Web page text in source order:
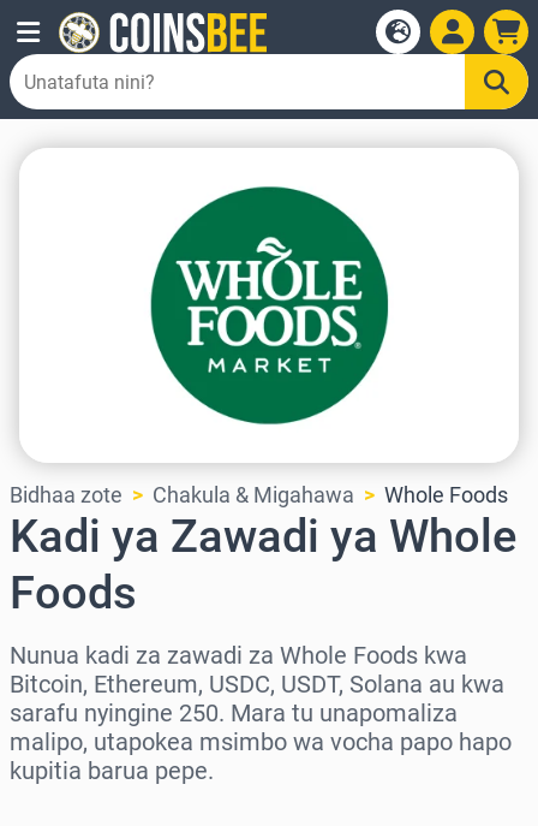
Bidhaa zote Chakula & Migahawa Whole Foods
Kadi ya Zawadi ya Whole
Foods
Nunua kadi za zawadi za Whole Foods kwa
Bitcoin, Ethereum, USDC, USDT, Solana au kwa
sarafu nyingine 250. Mara tu unapomaliza
malipo, utapokea msimbo wa vocha papo hapo
kupitia barua pepe.